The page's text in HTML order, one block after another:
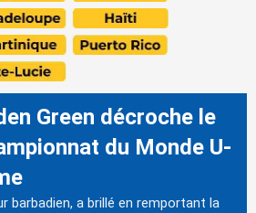
Green décroche le
du Monde U-
barbadien, a brillé en remportant la